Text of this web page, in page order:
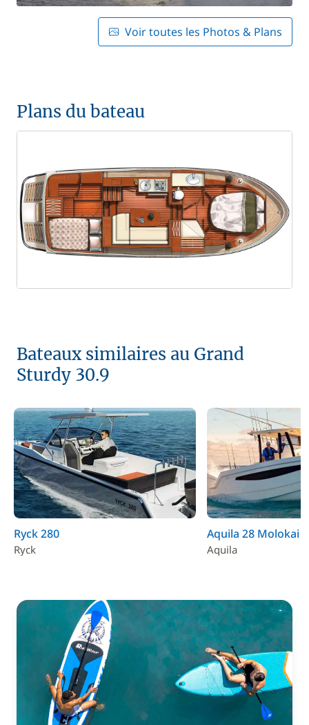
Voir toutes les Photos & Plans
Plans du bateau
Bateaux similaires au Grand
Sturdy 30.9
Ryck 280
Ryck
Aquila 28 Molokai
Aquila